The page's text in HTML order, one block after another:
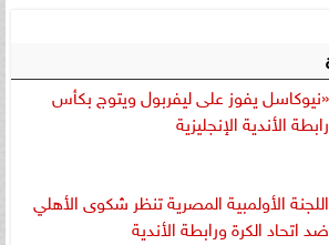
«نيوكاسل يفوز على ليفربول ويتوج بكأس
رابطة الأندية الإنجليزية
اللجنة الأولمبية المصرية تنظر شكوى الأهلي
ضد اتحاد الكرة ورابطة الأندية